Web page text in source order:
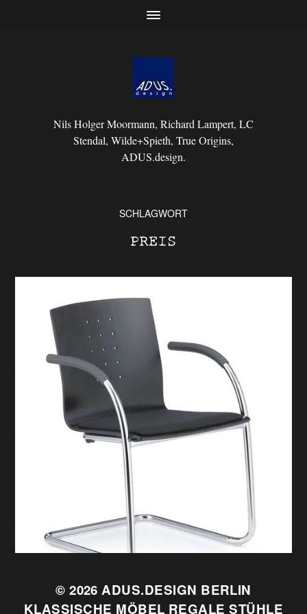
Nils Holger Moormann, Richard Lampert, LC
Stendal, Wilde+Spieth, True Origins,
ADUS.design.
SCHLAGWORT
© 2026ADUS.DESIGN BERLIN
KLASSISCHE MÖBEL REGALE STÜHLE